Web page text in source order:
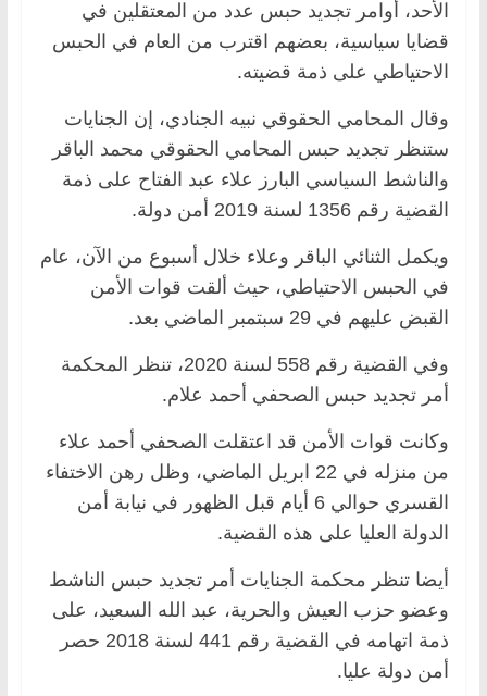
الأحد، أوامر تجديد حبس عدد من المعتقلين في
قضايا سياسية، بعضهم اقترب من العام في الحبس
الاحتياطي على ذمة قضيته.
وقال المحامي الحقوقي نبيه الجنادي، إن الجنايات
ستنظر تجديد حبس المحامي الحقوقي محمد الباقر
والناشط السياسي البارز علاء عبد الفتاح على ذمة
القضية رقم 1356 لسنة 2019 أمن دولة.
ويكمل الثنائي الباقر وعلاء خلال أسبوع من الآن، عام
في الحبس الاحتياطي، حيث ألقت قوات الأمن
القبض عليهم في 29 سبتمبر الماضي بعد.
وفي القضية رقم 558 لسنة 2020، تنظر المحكمة
أمر تجديد حبس الصحفي أحمد علام.
وكانت قوات الأمن قد اعتقلت الصحفي أحمد علاء
من منزله في 22 ابريل الماضي، وظل رهن الاختفاء
القسري حوالي 6 أيام قبل الظهور في نيابة أمن
الدولة العليا على هذه القضية.
أيضا تنظر محكمة الجنايات أمر تجديد حبس الناشط
وعضو حزب العيش والحرية، عبد الله السعيد، على
ذمة اتهامه في القضية رقم 441 لسنة 2018 حصر
أمن دولة عليا.